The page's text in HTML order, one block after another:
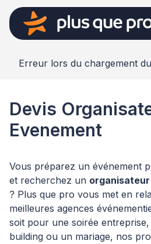
Erreur lors du chargement
Devis
Evenement
Vous préparez un événement
et recherchez un
? Plus que pro vous met en
meilleures agences
soit pour une soirée
building ou un mariage, nos